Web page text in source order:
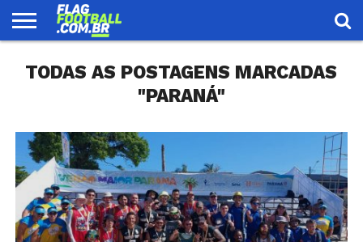
FOOTBALL
ENCONTRE
UMA
SELEÇÃO
BRASILEIRA
LOJA
TODAS AS POSTAGENS MARCADAS
"PARANÁ"